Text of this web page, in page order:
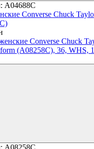
A04688C
Converse Chuck
A08258C